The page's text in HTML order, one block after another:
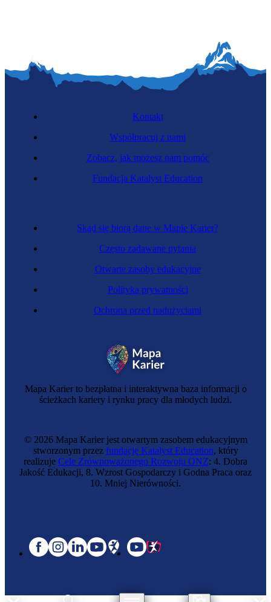
Mapa Karier to bezpłatna i interaktywna baza informacji o
ścieżkach kariery i rynku pracy dla młodych ludzi.
Skąd się biorą dane w Mapie Karier?
Często zadawane pytania
Otwarte zasoby edukacyjne
Polityka prywatności
Ochrona przed nadużyciami
Kontakt
Współpracuj z nami
Zobacz, jak możesz nam pomóc
Fundacja Katalyst Education
© 2026 Mapa Karier jest otwartym zasobem edukacyjnym
stworzonym przez fundację Katalyst Education, który
realizuje Cele Zrównoważonego Rozwoju ONZ: 4. Dobra
Jakość Edukacji, 8. Wzrost Gospodarczy i Godna Praca oraz
10. Mniej Nierówności.